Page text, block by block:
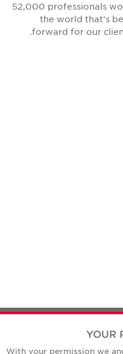
52,000 professionals
the world that's
forward for our
With your permission we